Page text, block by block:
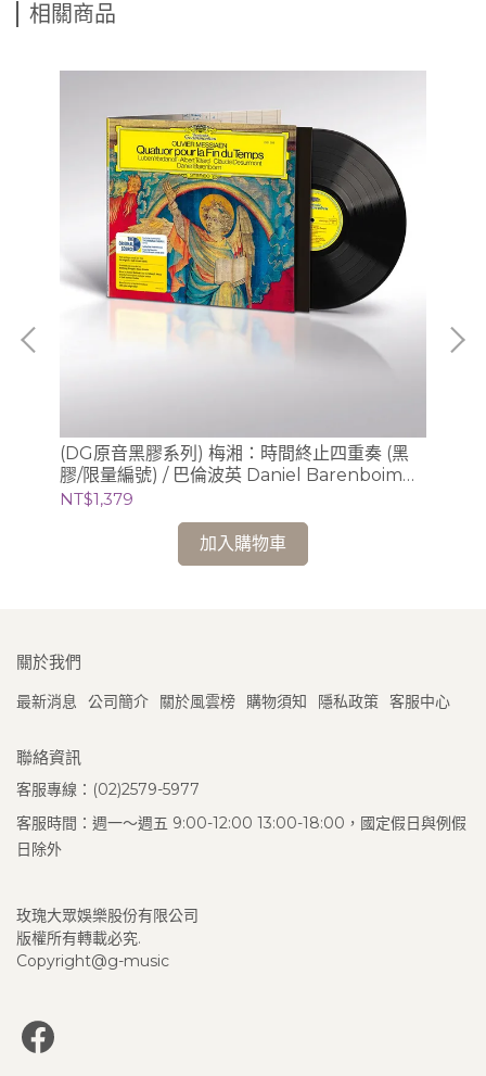
相關商品
(DG原音黑膠系列) 梅湘：時間終止四重奏 (黑
膠/限量編號) / 巴倫波英 Daniel Barenboim
(鋼琴)
NT$1,379
加入購物車
關於我們
最新消息 公司簡介 關於風雲榜 購物須知 隱私政策 客服中心
聯絡資訊
客服專線：(02)2579-5977
客服時間：週一～週五 9:00-12:00 13:00-18:00，國定假日與例假
日除外
玫瑰大眾娛樂股份有限公司
版權所有轉載必究.
Copyright@g-music